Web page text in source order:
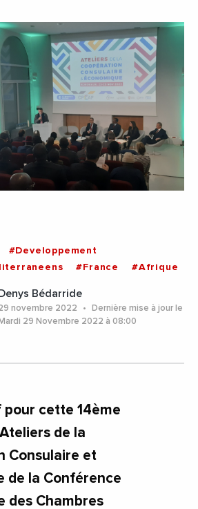
#Developpement
#France #Afrique
Denys Bédarride
novembre 2022
Dernière mise à jour le
Mardi 29 Novembre 2022 à 08:00
pour cette 14ème
de la
Consulaire et
de la Conférence
des Chambres